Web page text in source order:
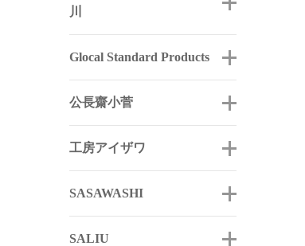
川
Glocal Standard Products
公長齋小菅
工房アイザワ
SASAWASHI
SALIU